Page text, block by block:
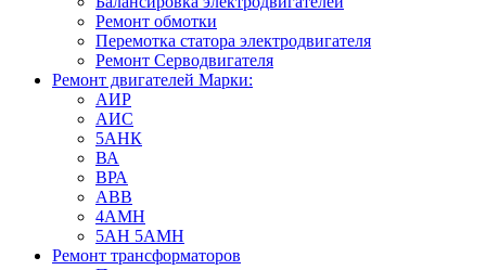
Ремонт обмотки
Перемотка статора электродвигателя
Ремонт Серводвигателя
Ремонт двигателей Марки:
АИР
АИС
5АНК
ВА
ВРА
ABB
4АМН
5АН 5АМН
Ремонт трансформаторов